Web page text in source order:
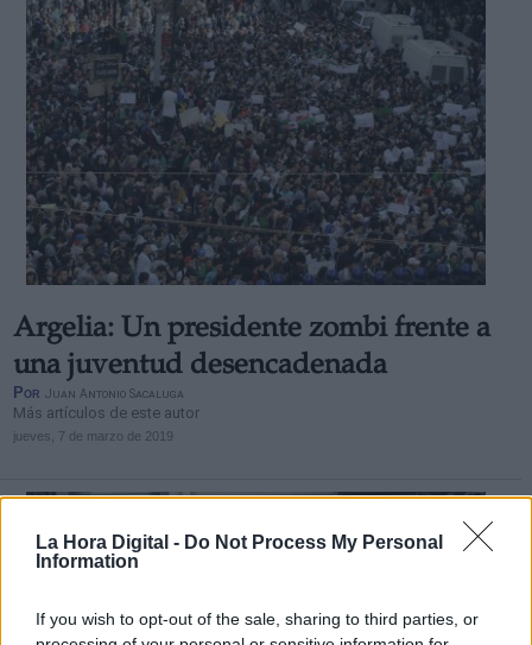
La Hora Digital - Do Not Process My Personal
Information
If you wish to opt-out of the sale, sharing to third parties, or
Argelia: Un presidente zombi frente a
una juventud desencadenada
Por Juan Antonio Sacaluga
Más artículos de este autor
jueves, 7 de marzo de 2019